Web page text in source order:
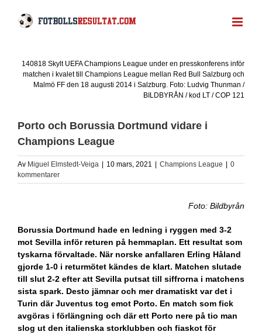
innehållet
140818 Skylt UEFA Champions League under en presskonferens inför
matchen i kvalet till Champions League mellan Red Bull Salzburg och
Malmö FF den 18 augusti 2014 i Salzburg. Foto: Ludvig Thunman /
BILDBYRÅN / kod LT / COP 121
Porto och Borussia Dortmund vidare i
Champions League
Av Miguel Elmstedt-Veiga 10 mars, 2021 Champions League
0
kommentarer
Foto: Bildbyrån
Borussia Dortmund hade en ledning i ryggen med 3-2
mot Sevilla inför returen på hemmaplan. Ett resultat som
tyskarna förvaltade. När norske anfallaren Erling Håland
gjorde 1-0 i returmötet kändes de klart. Matchen slutade
till slut 2-2 efter att Sevilla putsat till siffrorna i matchens
sista spark. Desto jämnar och mer dramatiskt var det i
Turin där Juventus tog emot Porto. En match som fick
avgöras i förlängning och där ett Porto nere på tio man
slog ut den italienska storklubben och fiaskot för